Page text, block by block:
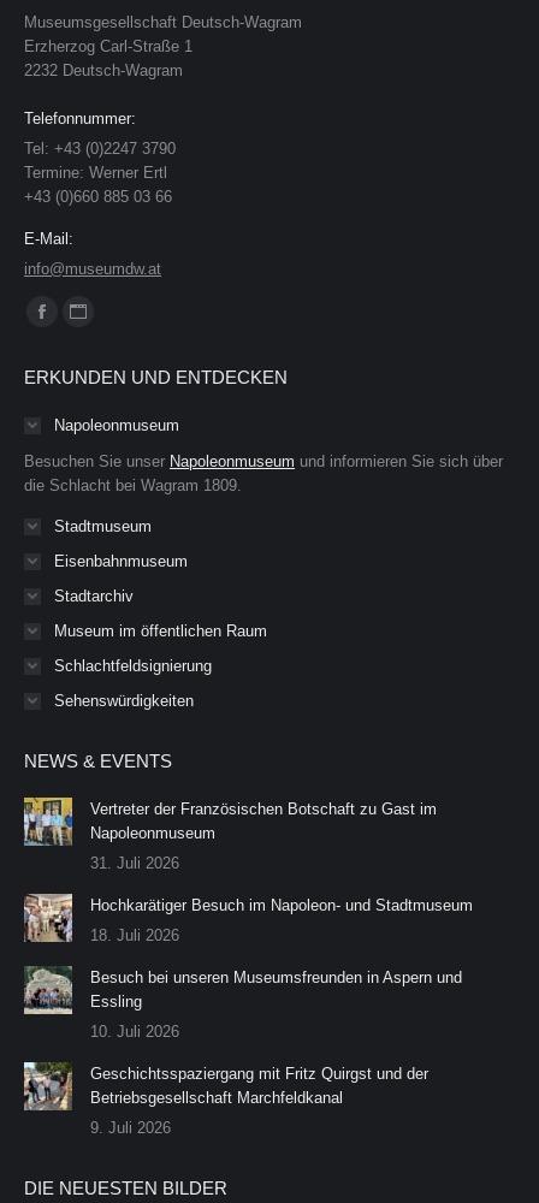
Museumsgesellschaft Deutsch-Wagram
Erzherzog Carl-Straße 1
2232 Deutsch-Wagram
Telefonnummer:
Tel: +43 (0)2247 3790
Termine: Werner Ertl
+43 (0)660 885 03 66
E-Mail:
info@museumdw.at
Finden Sie uns auf:
opens
window
opens
in
new
window
ERKUNDEN UND ENTDECKEN
Napoleonmuseum
Besuchen Sie unser Napoleonmuseum und informieren Sie sich über
die Schlacht bei Wagram 1809.
Stadtmuseum
Eisenbahnmuseum
Stadtarchiv
Museum im öffentlichen Raum
Schlachtfeldsignierung
Sehenswürdigkeiten
NEWS & EVENTS
Vertreter der Französischen Botschaft zu Gast im
Napoleonmuseum
31. Juli 2026
Hochkarätiger Besuch im Napoleon- und Stadtmuseum
18. Juli 2026
Besuch bei unseren Museumsfreunden in Aspern und
Essling
10. Juli 2026
Geschichtsspaziergang mit Fritz Quirgst und der
Betriebsgesellschaft Marchfeldkanal
9. Juli 2026
DIE NEUESTEN BILDER